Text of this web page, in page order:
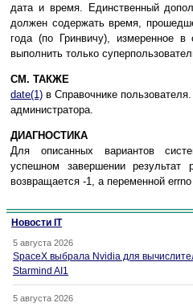
дата и время. Единственный
должен содержать время,
года (по Гринвичу), измеренное
выполнить только
СМ. ТАКЖЕ
date(1) в Справочнике пользователя.
администратора.
ДИАГНОСТИКА
Для описанных вариантов
успешном завершении
возвращается -1, а переменной
Новости IT
5 августа 2026
SpaceX выбрала Nvidia для
Starmind AI1
5 августа 2026